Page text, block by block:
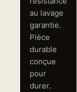
au lavage
garantie.
Pièce
durable
conçue
pour
durer.